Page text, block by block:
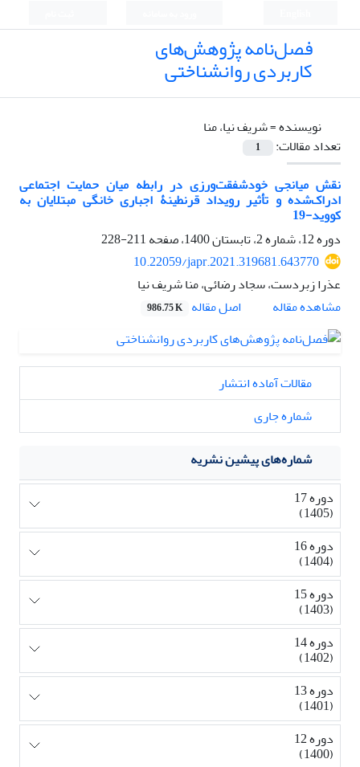
فصل‌نامه پژوهش‌های
کاربردی روانشناختی
نویسنده =شریف نیا، منا
تعداد مقالات:
1
نقش میانجی خودشفقت‌ورزی در رابطه میان حمایت اجتماعی
ادراک‌شده و تأثیر رویداد قرنطینۀ اجباری خانگی مبتلایان به
کووید-19
دوره 12، شماره 2، تابستان 1400، صفحه
211-228
10.22059/japr.2021.319681.643770
عذرا زبردست، سجاد رضائی، منا شریف نیا
مشاهده مقاله
اصل مقاله 986.75 K
مقالات آماده انتشار
شماره جاری
شماره‌های پیشین نشریه
دوره 17
(1405)
دوره 16
(1404)
دوره 15
(1403)
دوره 14
(1402)
دوره 13
(1401)
دوره 12
(1400)